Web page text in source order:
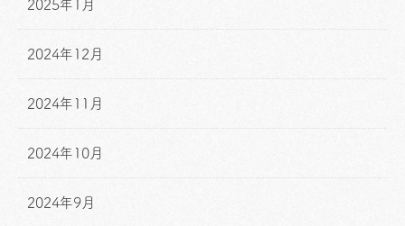
2025年1月
2024年12月
2024年11月
2024年10月
2024年9月